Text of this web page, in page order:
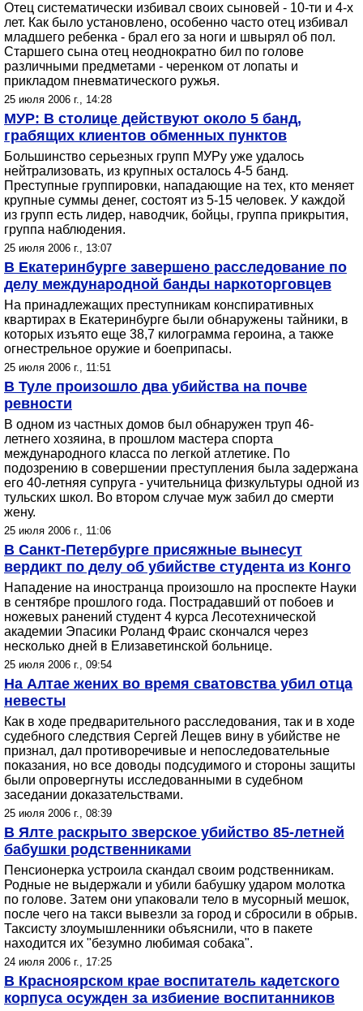
Отец систематически избивал своих сыновей - 10-ти и 4-х
лет. Как было установлено, особенно часто отец избивал
младшего ребенка - брал его за ноги и швырял об пол.
Старшего сына отец неоднократно бил по голове
различными предметами - черенком от лопаты и
прикладом пневматического ружья.
25 июля 2006 г., 14:28
МУР: В столице действуют около 5 банд,
грабящих клиентов обменных пунктов
Большинство серьезных групп МУРу уже удалось
нейтрализовать, из крупных осталось 4-5 банд.
Преступные группировки, нападающие на тех, кто меняет
крупные суммы денег, состоят из 5-15 человек. У каждой
из групп есть лидер, наводчик, бойцы, группа прикрытия,
группа наблюдения.
25 июля 2006 г., 13:07
В Екатеринбурге завершено расследование по
делу международной банды наркоторговцев
На принадлежащих преступникам конспиративных
квартирах в Екатеринбурге были обнаружены тайники, в
которых изъято еще 38,7 килограмма героина, а также
огнестрельное оружие и боеприпасы.
25 июля 2006 г., 11:51
В Туле произошло два убийства на почве
ревности
В одном из частных домов был обнаружен труп 46-
летнего хозяина, в прошлом мастера спорта
международного класса по легкой атлетике. По
подозрению в совершении преступления была задержана
его 40-летняя супруга - учительница физкультуры одной из
тульских школ. Во втором случае муж забил до смерти
жену.
25 июля 2006 г., 11:06
В Санкт-Петербурге присяжные вынесут
вердикт по делу об убийстве студента из Конго
Нападение на иностранца произошло на проспекте Науки
в сентябре прошлого года. Пострадавший от побоев и
ножевых ранений студент 4 курса Лесотехнической
академии Эпасики Роланд Фраис скончался через
несколько дней в Елизаветинской больнице.
25 июля 2006 г., 09:54
На Алтае жених во время сватовства убил отца
невесты
Как в ходе предварительного расследования, так и в ходе
судебного следствия Сергей Лещев вину в убийстве не
признал, дал противоречивые и непоследовательные
показания, но все доводы подсудимого и стороны защиты
были опровергнуты исследованными в судебном
заседании доказательствами.
25 июля 2006 г., 08:39
В Ялте раскрыто зверское убийство 85-летней
бабушки родственниками
Пенсионерка устроила скандал своим родственникам.
Родные не выдержали и убили бабушку ударом молотка
по голове. Затем они упаковали тело в мусорный мешок,
после чего на такси вывезли за город и сбросили в обрыв.
Таксисту злоумышленники объяснили, что в пакете
находится их "безумно любимая собака".
24 июля 2006 г., 17:25
В Красноярском крае воспитатель кадетского
корпуса осужден за избиение воспитанников